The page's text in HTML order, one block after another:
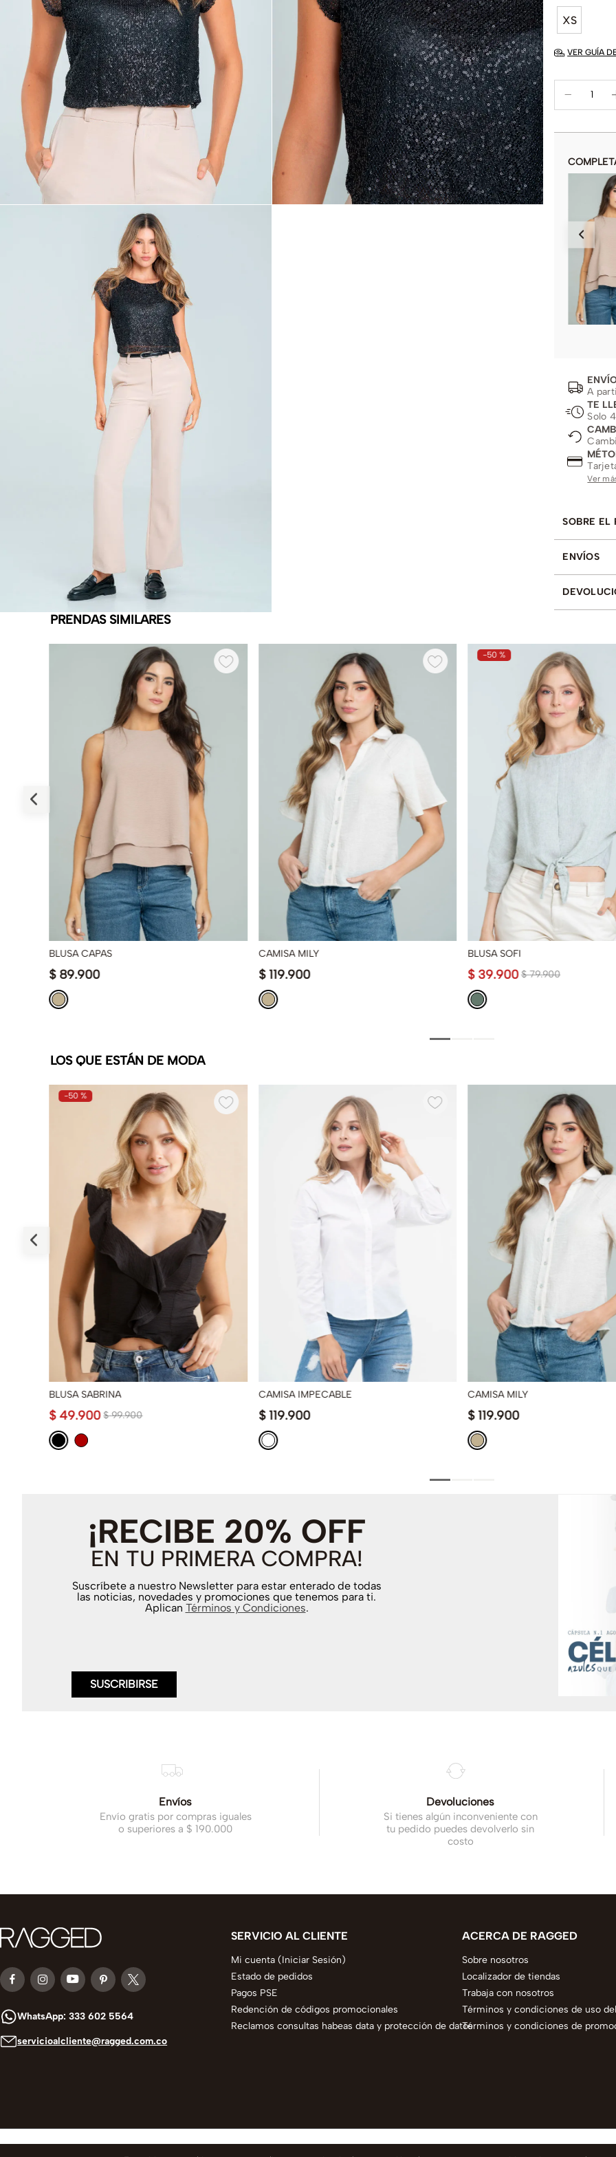
XS
VER GUÍA
CAMISA JACKIE KENNEDY
$ 79.900
A
TE
Solo
Ver
SOBRE EL
ENVÍOS
PRENDAS SIMILARES
BLUSA CAPAS
$ 89.900
CAMISA MILY
$ 119.900
-50 %
BLUSA SOFI
$ 79.900
$ 39.900
LOS QUE ESTÁN DE MODA
-50 %
BLUSA SABRINA
$ 99.900
$ 49.900
CAMISA IMPECABLE
$ 119.900
CAMISA MILY
$ 119.900
¡RECIBE 20% OFF
EN TU PRIMERA COMPRA!
Suscríbete a nuestro Newsletter para estar enterado de todas
las noticias, novedades y promociones que tenemos para ti.
Aplican Términos y Condiciones.
SUSCRIBIRSE
Envíos
Envío gratis por compras iguales
o superiores a $ 190.000
Devoluciones
Si tienes algún inconveniente con
tu pedido puedes devolverlo sin
costo
WhatsApp: 333 602 5564
servicioalcliente@ragged.com.co
SERVICIO AL CLIENTE
Mi cuenta (Iniciar Sesión)
Estado de pedidos
Pagos PSE
Redención de códigos promocionales
Reclamos consultas habeas data y protección de datos
ACERCA DE RAGGED
Sobre nosotros
Localizador de tiendas
Trabaja con nosotros
Términos y condiciones de uso
Términos y condiciones de